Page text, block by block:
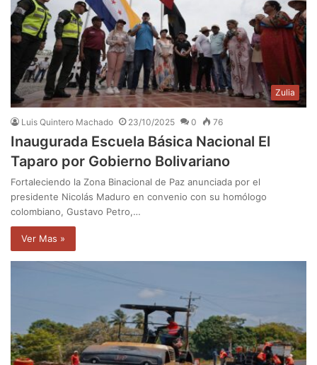
Zulia
Luis Quintero Machado 23/10/2025 0 76
Inaugurada Escuela Básica Nacional El
Taparo por Gobierno Bolivariano
Fortaleciendo la Zona Binacional de Paz anunciada por el
presidente Nicolás Maduro en convenio con su homólogo
colombiano, Gustavo Petro,…
Ver Mas »